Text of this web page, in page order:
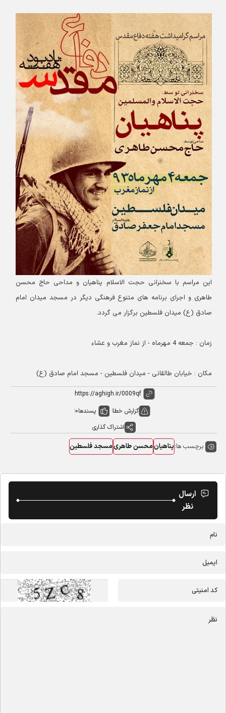
این مراسم با سخنرانی حجت الاسلام پناهیان و مداحی حاج محسن
طاهری و اجرای برنامه های متنوع فرهنگی دیگر در مسجد میدان امام
صادق (ع) میدان فلسطین برگزار می گردد.
زمان : جمعه 4 مهرماه - از نماز مغرب و عشاء
مکان : خیابان طالقانی - میدان فلسطین - مسجد امام صادق (ع)
گزارش خطا پسندها0
اشتراک گذاری
برچسب ها:پناهیانمحسن طاهریمسجد فلسطین
ارسال
نظر